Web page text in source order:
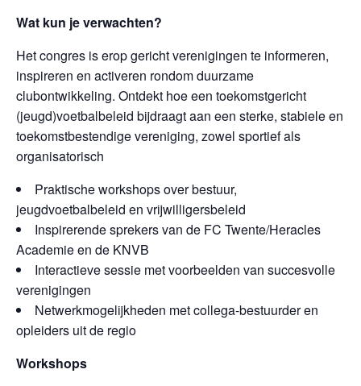
Wat kun je verwachten?
Het congres is erop gericht verenigingen te informeren,
inspireren en activeren rondom duurzame
clubontwikkeling. Ontdekt hoe een toekomstgericht
(jeugd)voetbalbeleid bijdraagt aan een sterke, stabiele en
toekomstbestendige vereniging, zowel sportief als
organisatorisch
Praktische workshops over bestuur,
jeugdvoetbalbeleid en vrijwilligersbeleid
Inspirerende sprekers van de FC Twente/Heracles
Academie en de KNVB
Interactieve sessie met voorbeelden van succesvolle
verenigingen
Netwerkmogelijkheden met collega-bestuurder en
opleiders uit de regio
Workshops